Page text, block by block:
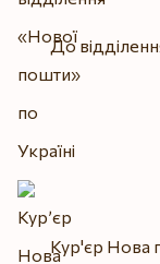
До
Кур'єр Нова